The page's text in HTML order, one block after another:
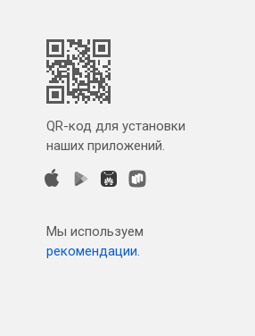
QR-код для установки
наших приложений.
Мы используем
рекомендации.